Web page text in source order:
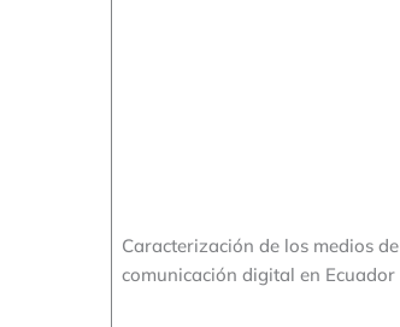
Caracterización de los medios de
comunicación digital en Ecuador